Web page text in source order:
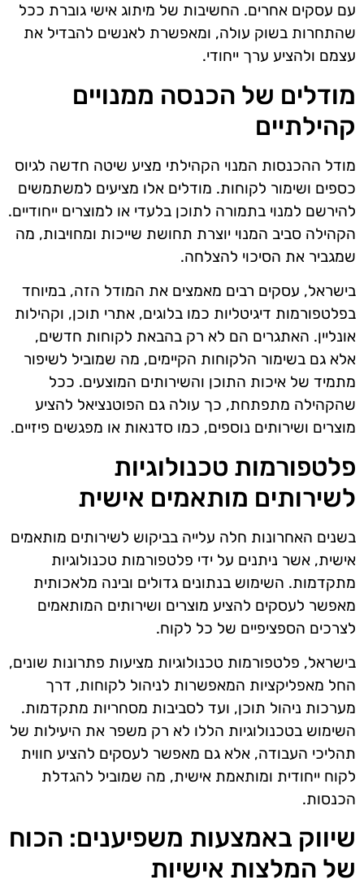
עם עסקים אחרים. החשיבות של מיתוג אישי גוברת ככל
שהתחרות בשוק עולה, ומאפשרת לאנשים להבדיל את
עצמם ולהציע ערך ייחודי.
מודלים של הכנסה ממנויים
קהילתיים
מודל ההכנסות המנוי הקהילתי מציע שיטה חדשה לגיוס
כספים ושימור לקוחות. מודלים אלו מציעים למשתמשים
להירשם למנוי בתמורה לתוכן בלעדי או למוצרים ייחודיים.
הקהילה סביב המנוי יוצרת תחושת שייכות ומחויבות, מה
שמגביר את הסיכוי להצלחה.
בישראל, עסקים רבים מאמצים את המודל הזה, במיוחד
בפלטפורמות דיגיטליות כמו בלוגים, אתרי תוכן, וקהילות
אונליין. האתגרים הם לא רק בהבאת לקוחות חדשים,
אלא גם בשימור הלקוחות הקיימים, מה שמוביל לשיפור
מתמיד של איכות התוכן והשירותים המוצעים. ככל
שהקהילה מתפתחת, כך עולה גם הפוטנציאל להציע
מוצרים ושירותים נוספים, כמו סדנאות או מפגשים פיזיים.
פלטפורמות טכנולוגיות
לשירותים מותאמים אישית
בשנים האחרונות חלה עלייה בביקוש לשירותים מותאמים
אישית, אשר ניתנים על ידי פלטפורמות טכנולוגיות
מתקדמות. השימוש בנתונים גדולים ובינה מלאכותית
מאפשר לעסקים להציע מוצרים ושירותים המותאמים
לצרכים הספציפיים של כל לקוח.
בישראל, פלטפורמות טכנולוגיות מציעות פתרונות שונים,
החל מאפליקציות המאפשרות לניהול לקוחות, דרך
מערכות ניהול תוכן, ועד לסביבות מסחריות מתקדמות.
השימוש בטכנולוגיות הללו לא רק משפר את היעילות של
תהליכי העבודה, אלא גם מאפשר לעסקים להציע חווית
לקוח ייחודית ומותאמת אישית, מה שמוביל להגדלת
הכנסות.
שיווק באמצעות משפיענים: הכוח
של המלצות אישיות